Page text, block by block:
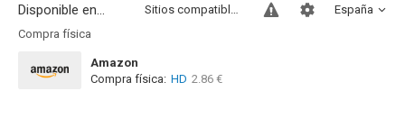
Disponible en... España
Sitios compatibles
Compra física
Amazon
Compra física: HD 2.86 €